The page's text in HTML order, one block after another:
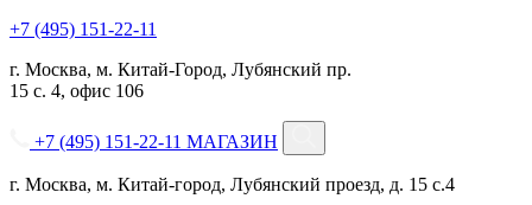
+7 (495) 151-22-11
г. Москва, м. Китай-Город, Лубянский пр.
15 с. 4, офис 106
+7 (495) 151-22-11 МАГАЗИН
г. Москва, м. Китай-город, Лубянский проезд, д. 15 с.4